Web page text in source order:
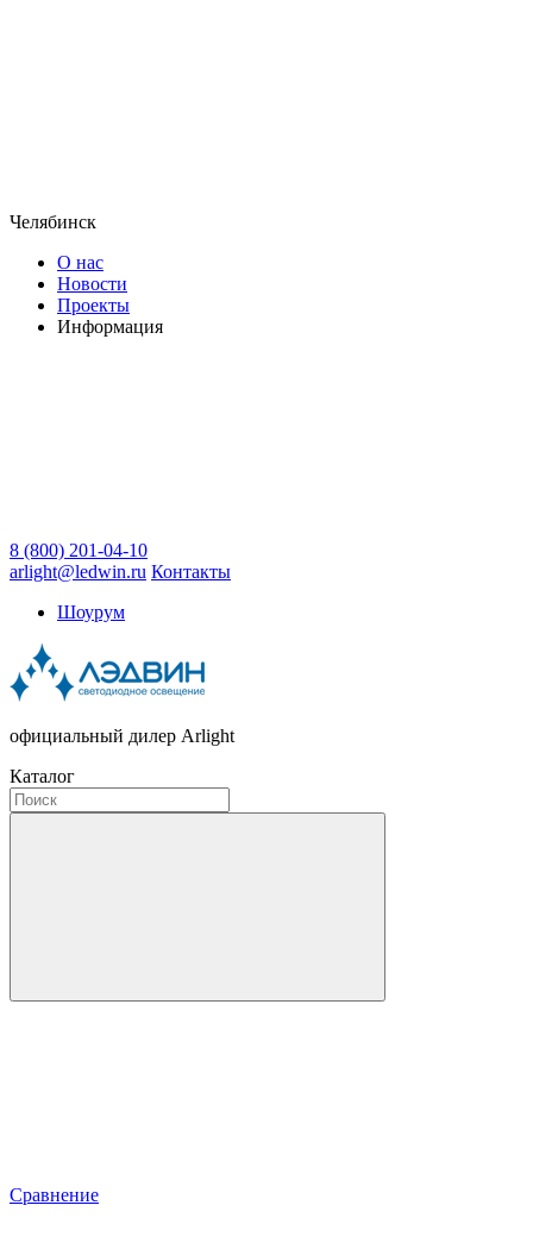
Челябинск
О нас
Новости
Проекты
Информация
8 (800) 201-04-10
arlight@ledwin.ru Контакты
Шоурум
официальный дилер Arlight
Каталог
Сравнение